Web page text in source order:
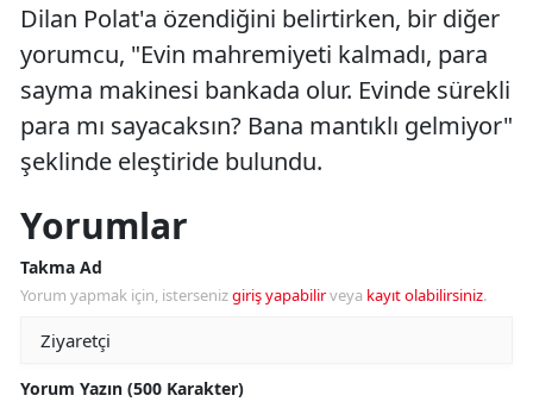
Dilan Polat'a özendiğini belirtirken, bir diğer
yorumcu, "Evin mahremiyeti kalmadı, para
sayma makinesi bankada olur. Evinde sürekli
para mı sayacaksın? Bana mantıklı gelmiyor"
şeklinde eleştiride bulundu.
Yorumlar
Takma Ad
Yorum yapmak için, istersenizgiriş yapabilirveya kayıt olabilirsiniz.
Yorum Yazın (500 Karakter)